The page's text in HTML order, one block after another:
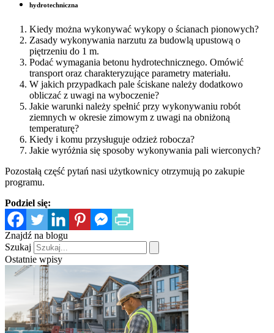
hydrotechniczna
Kiedy można wykonywać wykopy o ścianach pionowych?
Zasady wykonywania narzutu za budowlą upustową o
piętrzeniu do 1 m.
Podać wymagania betonu hydrotechnicznego. Omówić
transport oraz charakteryzujące parametry materiału.
W jakich przypadkach pale ściskane należy dodatkowo
obliczać z uwagi na wyboczenie?
Jakie warunki należy spełnić przy wykonywaniu robót
ziemnych w okresie zimowym z uwagi na obniżoną
temperaturę?
Kiedy i komu przysługuje odzież robocza?
Jakie wyróżnia się sposoby wykonywania pali wierconych?
Pozostałą część pytań nasi użytkownicy otrzymują po zakupie
programu.
Podziel się:
Znajdź na blogu
Szukaj
Ostatnie wpisy